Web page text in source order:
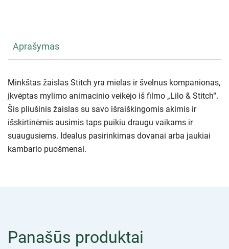
Aprašymas
Minkštas žaislas Stitch yra mielas ir švelnus kompanionas,
įkvėptas mylimo animacinio veikėjo iš filmo „Lilo & Stitch“.
Šis pliušinis žaislas su savo išraiškingomis akimis ir
išskirtinėmis ausimis taps puikiu draugu vaikams ir
suaugusiems. Idealus pasirinkimas dovanai arba jaukiai
kambario puošmenai.
Panašūs produktai